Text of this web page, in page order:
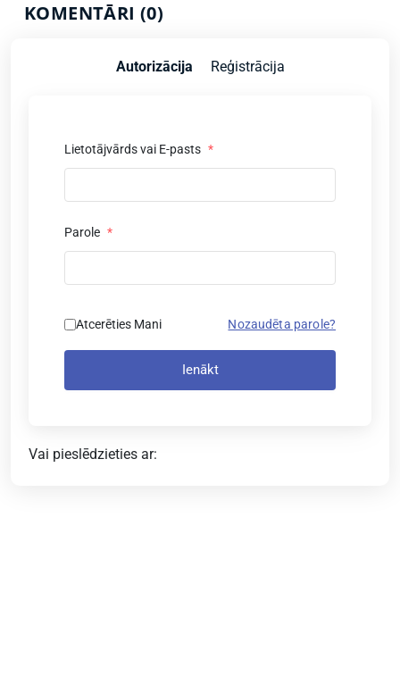
KOMENTĀRI (0)
Autorizācija Reģistrācija
Lietotājvārds vai E-pasts *
Parole *
Atcerēties Mani Nozaudēta parole?
Ienākt
Vai pieslēdzieties ar: